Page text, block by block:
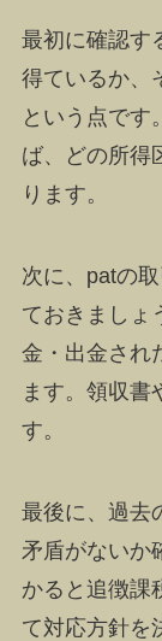
最初に確認す
得ているか、
という点です
ば、どの所得
ります。
次に、patの
ておきましょ
金・出金され
ます。領収書
す。
最後に、過去
矛盾がないか
かると追徴課
て対応方針を